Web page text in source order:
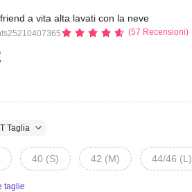
a vita alta lavati con la neve
(57 Recensioni)
IT Taglia
40 (S) 42 (M) 44/46 (L)
taglie